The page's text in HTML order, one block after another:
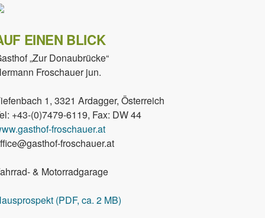
EINEN BLICK
„Zur Donaubrücke“
Froschauer jun.
1, 3321 Ardagger, Österreich
+43-(0)7479-6119, Fax: DW 44
froschauer.at
froschauer.at
& Motorradgarage
(PDF, ca. 2 MB)